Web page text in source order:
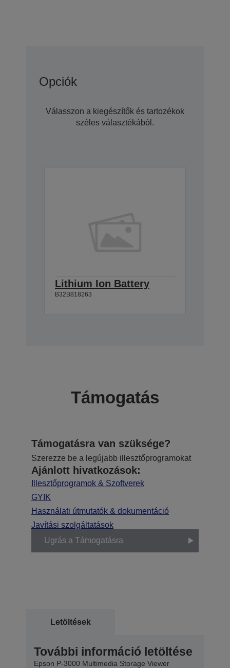
Opciók
Válasszon a kiegészítők és tartozékok
széles választékából.
Lithium Ion Battery
B32B818263
Támogatás
Támogatásra van szüksége?
Szerezze be a legújabb illesztőprogramokat
Ajánlott hivatkozások:
Illesztőprogramok & Szoftverek
GYIK
Használati útmutatók & dokumentáció
Javítási szolgáltatások
Ugrás a Támogatásra
Letöltések
További információ letöltése
Epson P-3000 Multimedia Storage Viewer